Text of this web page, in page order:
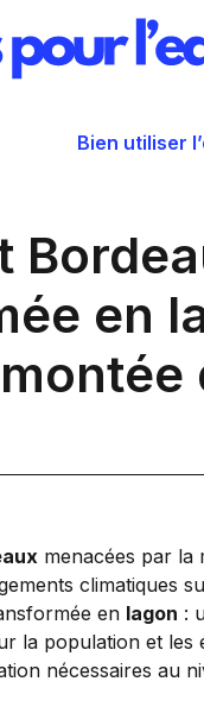
Bien utiliser
en
menacées par la
climatiques
en lagon :
la population et les
nécessaires au